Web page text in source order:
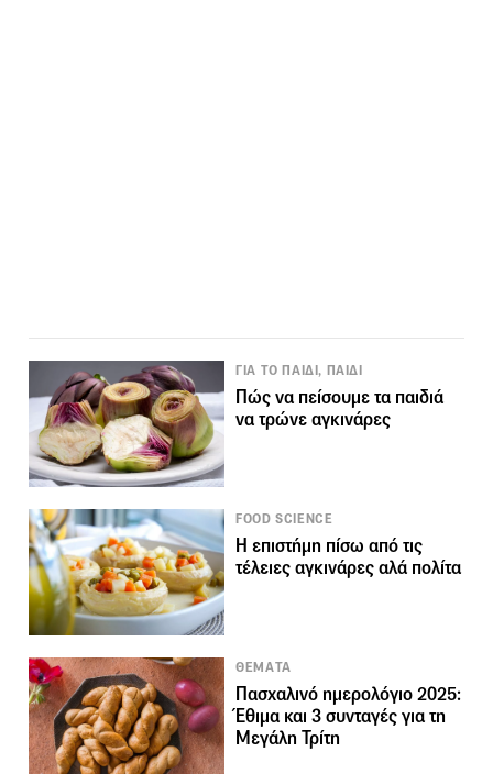
ΓΙΑ ΤΟ ΠΑΙΔΙ, ΠΑΙΔΙ
Πώς να πείσουμε τα παιδιά
να τρώνε αγκινάρες
FOOD SCIENCE
Η επιστήμη πίσω από τις
τέλειες αγκινάρες αλά πολίτα
ΘΕΜΑΤΑ
Πασχαλινό ημερολόγιο 2025:
Έθιμα και 3 συνταγές για τη
Μεγάλη Τρίτη